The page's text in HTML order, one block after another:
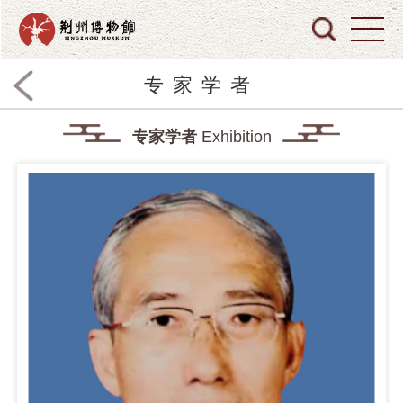
专家学者
专家学者Exhibition